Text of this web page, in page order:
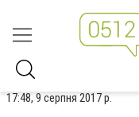
17:48, 9 серпня 2017 р.